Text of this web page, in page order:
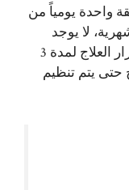
واحدة يومياً من
لا يوجد
تحسن من المرة الأولى لذلك يمكن تكرار العلاج لمدة 3
حتى يتم تنظيم